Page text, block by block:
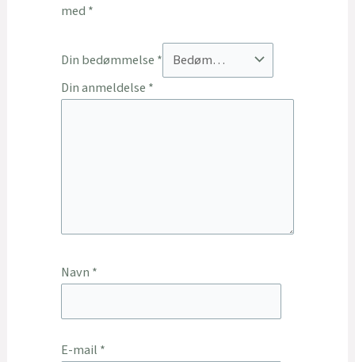
med *
Din bedømmelse *
Din anmeldelse *
Navn *
E-mail *